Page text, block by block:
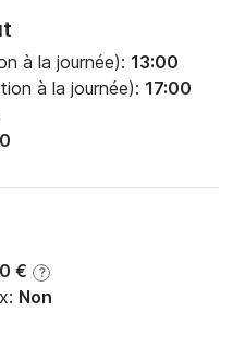
à la journée): 13:00
à la journée): 17:00
€ ?
Non